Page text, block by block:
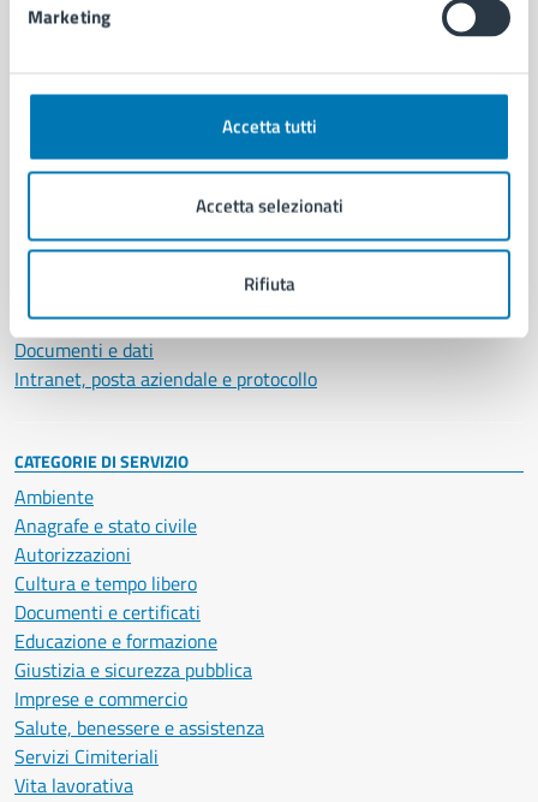
Marketing
Accetta tutti
Accetta selezionati
Rifiuta
Comune di Napoli
Organi di governo
Uffici
Enti e fondazioni
Personale amministrativo
Documenti e dati
Intranet, posta aziendale e protocollo
CATEGORIE DI SERVIZIO
Ambiente
Anagrafe e stato civile
Autorizzazioni
Cultura e tempo libero
Documenti e certificati
Educazione e formazione
Giustizia e sicurezza pubblica
Imprese e commercio
Salute, benessere e assistenza
Servizi Cimiteriali
Vita lavorativa